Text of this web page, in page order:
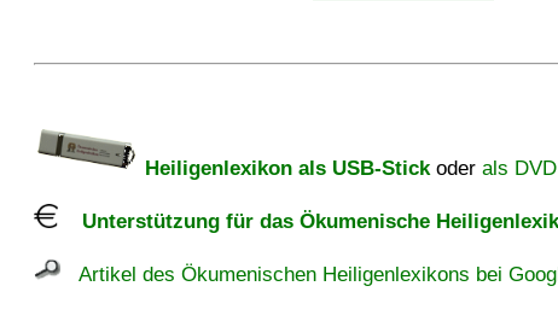
Heiligenlexikon als USB-Stickoder als DVD
Unterstützung für das Ökumenische
Artikel des Ökumenischen Heiligenlexikons bei